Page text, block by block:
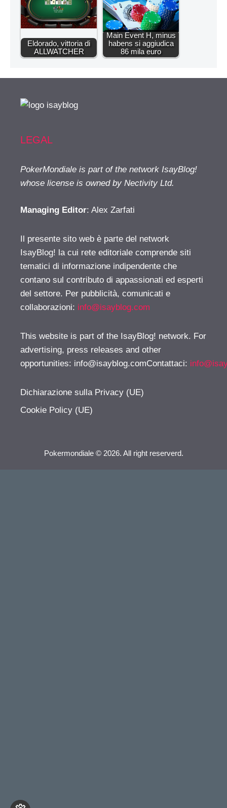
Eldorado, vittoria di
ALLWATCHER
Main Event H, minus
habens si aggiudica
86 mila euro
LEGAL
PokerMondiale is part of the network IsayBlog!
whose license is owned by Nectivity Ltd.
Managing Editor: Alex Zarfati
Il presente sito web è parte del network
IsayBlog! la cui rete editoriale comprende siti
tematici di informazione indipendente che
contano sul contributo di appassionati ed esperti
del settore. Per pubblicità, comunicati e
collaborazioni: info@isayblog.com
This website is part of the IsayBlog! network. For
advertising, press releases and other
opportunities: info@isayblog.comContattaci:
Dichiarazione sulla Privacy (UE)
Cookie Policy (UE)
Pokermondiale © 2026. All right reserverd.